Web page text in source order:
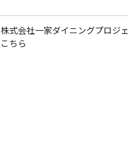
株式会社一家ダイニングプロジ
こちら